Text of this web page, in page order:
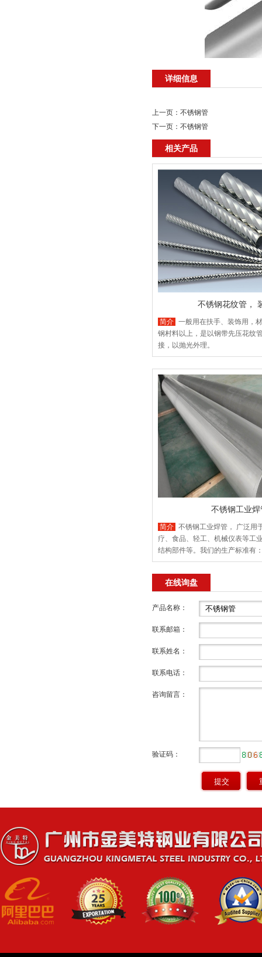
详细信息
上一页： 不锈钢管
下一页： 不锈钢管
相关产品
不锈钢花纹管，
简介 一般用在扶手、装饰用，
钢村料以上，是以钢带先压花纹
接，以抛光外理。
不锈钢工业焊
简介 不锈钢工业焊管， 广泛用
疗、食品、轻工、机械仪表等工
结构部件等。我们的生产标准有
2008， GB/T12770， ASTM
质有， 201， 304， 304L, 316,
310S, 31803 , 2205, 2507 ,
在线询盘
产品名称：
联系邮箱：
联系姓名：
联系电话：
咨询留言：
验证码：